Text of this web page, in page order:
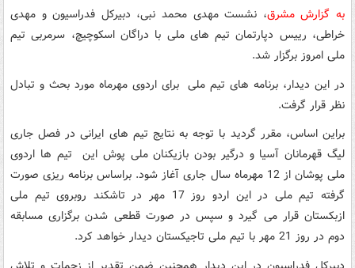
به گزارش مشرق، نشست مهدی محمد نبی، دبیرکل فدراسیون و مهدی
خراطی، رییس دپارتمان تیم های ملی با دراگان اسکوچیچ، سرمربی تیم
ملی امروز برگزار شد.
در این دیدار، برنامه های تیم ملی برای اردوی مهرماه مورد بحث و تبادل
نظر قرار گرفت.
براین اساس، مقرر گردید با توجه به نتایج تیم های ایرانی در فصل جاری
لیگ قهرمانان آسیا و درگیر بودن بازیکنان ملی پوش این تیم ها اردوی
ملی پوشان از 12 مهرماه سال جاری آغاز شود. براساس برنامه ریزی صورت
گرفته تیم ملی در این اردو روز 17 مهر در تاشکند روبروی تیم ملی
ازبکستان قرار می گیرد و سپس در صورت قطعی شدن برگزاری مسابقه
دوم در روز 21 مهر با تیم ملی تاجیکستان دیدار خواهد کرد.